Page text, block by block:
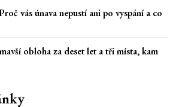
vás únava nepustí ani po vyspání a co
obloha za deset let a tři místa, kam